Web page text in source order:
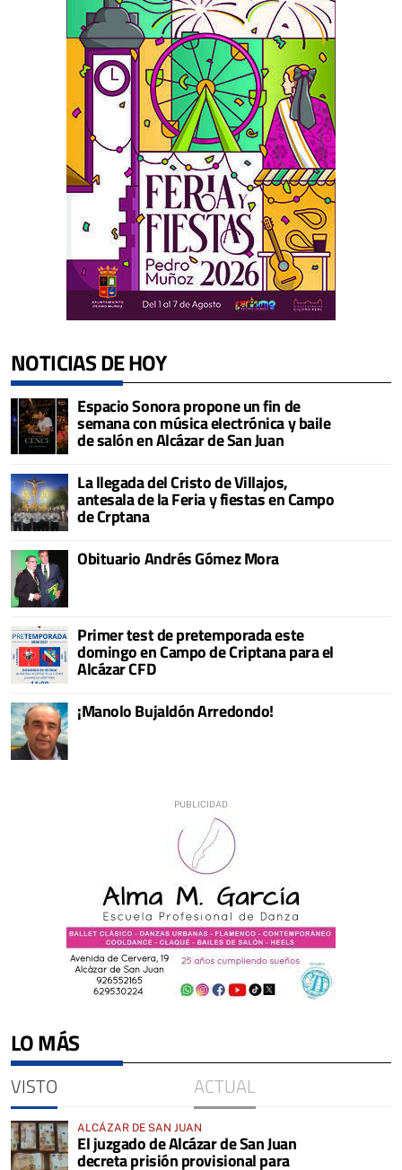
NOTICIAS DE HOY
Espacio Sonora propone un fin de
semana con música electrónica y baile
de salón en Alcázar de San Juan
La llegada del Cristo de Villajos,
antesala de la Feria y fiestas en Campo
de Crptana
Obituario Andrés Gómez Mora
Primer test de pretemporada este
domingo en Campo de Criptana para el
Alcázar CFD
¡Manolo Bujaldón Arredondo!
LO MÁS
VISTO ACTUAL
ALCÁZAR DE SAN JUAN
El juzgado de Alcázar de San Juan
decreta prisión provisional para